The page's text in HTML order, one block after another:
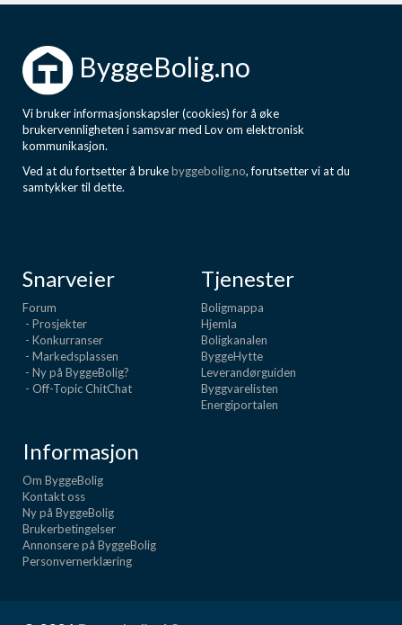
ByggeBolig.no
Vi bruker informasjonskapsler (cookies) for å øke
brukervennligheten i samsvar med Lov om elektronisk
kommunikasjon.
Ved at du fortsetter å brukebyggebolig.no, forutsetter vi at du
samtykker til dette.
Snarveier
Forum
- Prosjekter
- Konkurranser
- Markedsplassen
- Ny på ByggeBolig?
- Off-Topic ChitChat
Tjenester
Boligmappa
Hjemla
Boligkanalen
ByggeHytte
Leverandørguiden
Byggvarelisten
Energiportalen
Informasjon
Om ByggeBolig
Kontakt oss
Ny på ByggeBolig
Brukerbetingelser
Annonsere på ByggeBolig
Personvernerklæring